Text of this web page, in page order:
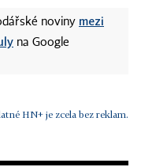
noviny mezi
na Google
HN+ je zcela bez reklam.